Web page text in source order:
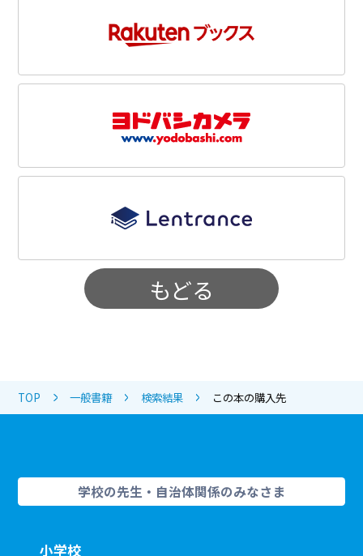
もどる
TOP 一般書籍 検索結果 この本の購入先
学校の先生・自治体関係のみなさま
小学校